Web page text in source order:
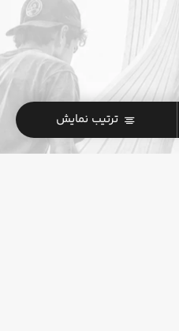
ترتیب نمایش